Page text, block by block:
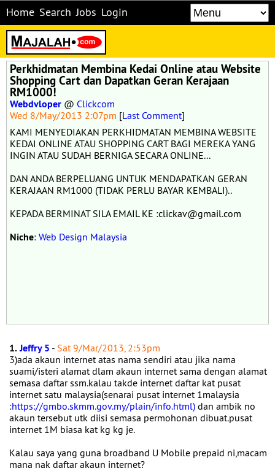
Home Search Jobs Login
Perkhidmatan Membina Kedai Online atau Website
Shopping Cart dan Dapatkan Geran Kerajaan
RM1000!
Webdvloper @ Clickcom
Wed 8/May/2013 2:07pm [Last Comment]
KAMI MENYEDIAKAN PERKHIDMATAN MEMBINA WEBSITE
KEDAI ONLINE ATAU SHOPPING CART BAGI MEREKA YANG
INGIN ATAU SUDAH BERNIGA SECARA ONLINE...
DAN ANDA BERPELUANG UNTUK MENDAPATKAN GERAN
KERAJAAN RM1000 (TIDAK PERLU BAYAR KEMBALI)..
KEPADA BERMINAT SILA EMAIL KE :clickav@gmail.com
Niche: Web Design Malaysia
1.Jeffry 5 - Sat 9/Mar/2013, 2:53pm
3)ada akaun internet atas nama sendiri atau jika nama
suami/isteri alamat dlam akaun internet sama dengan alamat
semasa daftar ssm.kalau takde internet daftar kat pusat
internet satu malaysia(senarai pusat internet 1malaysia
:https://gmbo.skmm.gov.my/plain/info.html) dan ambik no
akaun tersebut utk diisi semasa permohonan dibuat.pusat
internet 1M biasa kat kg kg je.
Kalau saya yang guna broadband U Mobile prepaid ni,macam
mana nak daftar akaun internet?